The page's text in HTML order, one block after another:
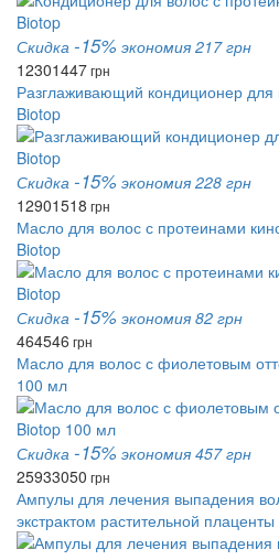
Скидка -15% экономия 217 грн
12301447грн
Разглаживающий кондиционер для
Biotop
Скидка -15% экономия 228 грн
12901518 грн
Масло для волос с протеинами
Biotop
Скидка -15% экономия 82 грн
464546 грн
Масло для волос с фиолетовым
100 мл
Скидка -15% экономия 457 грн
25933050 грн
Ампулы для лечения выпадения
экстрактом растительной